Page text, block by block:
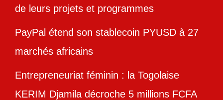
de leurs projets et programmes
PayPal étend son stablecoin PYUSD à 27
marchés africains
Entrepreneuriat féminin : la Togolaise
KERIM Djamila décroche 5 millions FCFA